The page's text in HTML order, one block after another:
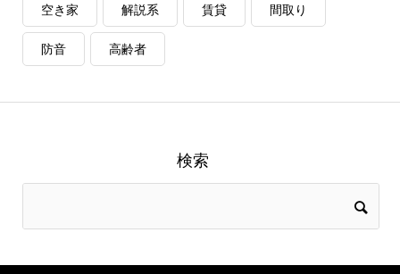
空き家 解説系 賃貸 間取り
防音 高齢者
検索